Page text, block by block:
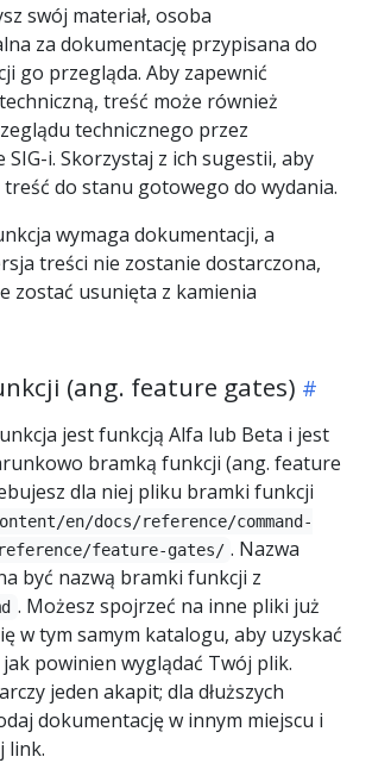
swój materiał, osoba
za dokumentację przypisana do
go przegląda. Aby zapewnić
treść może również
technicznego przez
SIG-i. Skorzystaj z ich sugestii, aby
do stanu gotowego do wydania.
wymaga dokumentacji, a
treści nie zostanie dostarczona,
zostać usunięta z kamienia
(ang. feature gates)
jest funkcją Alfa lub Beta i jest
bramką funkcji (ang. feature
dla niej pliku bramki funkcji
en/docs/reference/command-
feature-gates/ . Nazwa
być nazwą bramki funkcji z
. Możesz spojrzeć na inne pliki już
w tym samym katalogu, aby uzyskać
powinien wyglądać Twój plik.
jeden akapit; dla dłuższych
dokumentację w innym miejscu i
link.